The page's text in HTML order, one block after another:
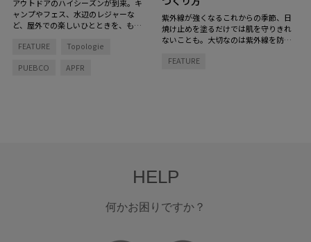
アウトドアのハイシーズンが到来。キ
ャンプやフェス、水辺のレジャーな
ど、屋外での楽しいひとときを、もっ
えました。 とっておきのアイテムを持
を！
FEATURE Topologie
PUEBCO APFR
紫外線が強くなるこれからの季節、日
焼け止めを塗るだけでは肌を守りきれ
ないことも。大切なのは紫外線を防ぐ
ョンを整えること。
FEATURE
HELP
何かお困りですか？